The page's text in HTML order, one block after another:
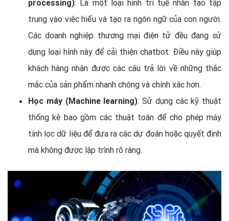
processing): Là một loại hình trí tuệ nhân tạo tập
trung vào việc hiểu và tạo ra ngôn ngữ của con người.
Các doanh nghiệp thương mại điện tử đều đang sử
dụng loại hình này để cải thiện chatbot. Điều này giúp
khách hàng nhận được các câu trả lời về những thắc
mắc của sản phẩm nhanh chóng và chính xác hơn.
Học máy (Machine learning): Sử dụng các kỹ thuật
thống kê bao gồm các thuật toán để cho phép máy
tính lọc dữ liệu để đưa ra các dự đoán hoặc quyết định
mà không được lập trình rõ ràng.